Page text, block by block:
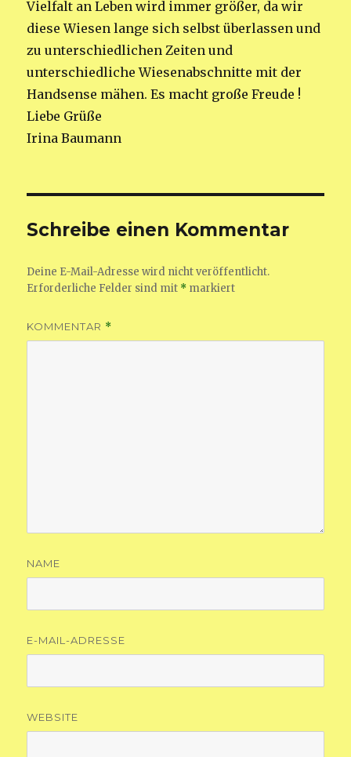
Vielfalt an Leben wird immer größer, da wir
diese Wiesen lange sich selbst überlassen und
zu unterschiedlichen Zeiten und
unterschiedliche Wiesenabschnitte mit der
Handsense mähen. Es macht große Freude !
Liebe Grüße
Irina Baumann
Schreibe einen Kommentar
Deine E-Mail-Adresse wird nicht veröffentlicht.
Erforderliche Felder sind mit * markiert
KOMMENTAR *
NAME
E-MAIL-ADRESSE
WEBSITE